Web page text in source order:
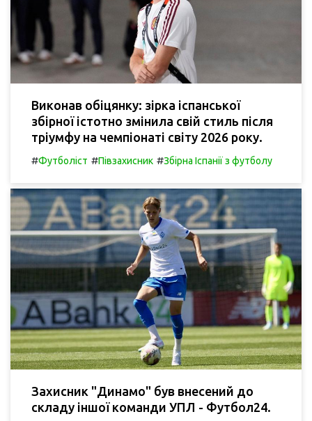
Виконав обіцянку: зірка іспанської
збірної істотно змінила свій стиль після
тріумфу на чемпіонаті світу 2026 року.
#Футболіст #Півзахисник #Збірна Іспанії з футболу
Захисник "Динамо" був внесений до
складу іншої команди УПЛ - Футбол24.